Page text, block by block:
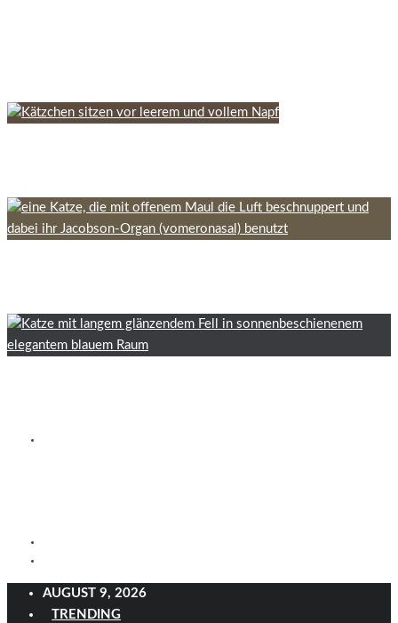
AUGUST 9, 2026
TRENDING